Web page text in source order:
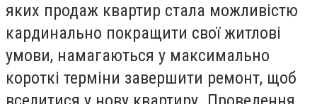
яких продаж квартир стала можливістю
кардинально покращити свої житлові
умови, намагаються у максимально
короткі терміни завершити ремонт, щоб